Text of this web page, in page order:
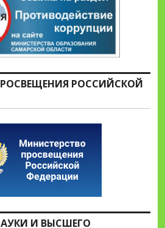
РОССИЙСКОЙ
И ВЫСШЕГО